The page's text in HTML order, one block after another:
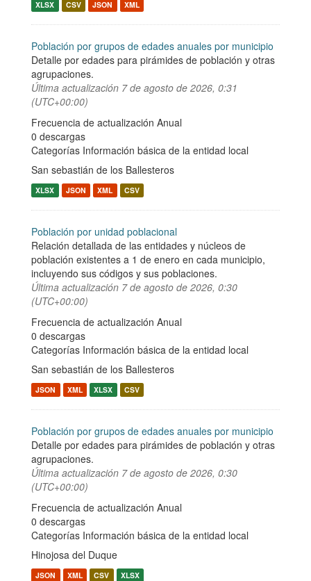
XLSX CSV JSON XML
Población por grupos de edades anuales por municipio
Detalle por edades para pirámides de población y otras
agrupaciones.
Última actualización 7 de agosto de 2026, 0:31
(UTC+00:00)
Frecuencia de actualización Anual
0 descargas
Categorías Información básica de la entidad local
San sebastián de los Ballesteros
XLSX JSON XML CSV
Población por unidad poblacional
Relación detallada de las entidades y núcleos de
población existentes a 1 de enero en cada municipio,
incluyendo sus códigos y sus poblaciones.
Última actualización 7 de agosto de 2026, 0:30
(UTC+00:00)
Frecuencia de actualización Anual
0 descargas
Categorías Información básica de la entidad local
San sebastián de los Ballesteros
JSON XML XLSX CSV
Población por grupos de edades anuales por municipio
Detalle por edades para pirámides de población y otras
agrupaciones.
Última actualización 7 de agosto de 2026, 0:30
(UTC+00:00)
Frecuencia de actualización Anual
0 descargas
Categorías Información básica de la entidad local
Hinojosa del Duque
JSON XML CSV XLSX